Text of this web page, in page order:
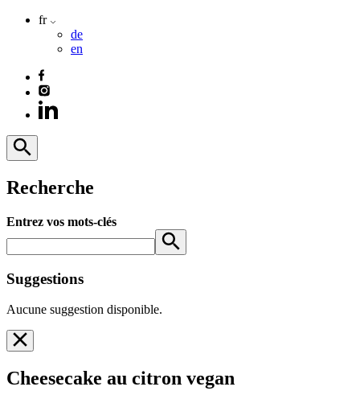
fr
de
en
Recherche
Entrez vos mots-clés
Suggestions
Aucune suggestion disponible.
Cheesecake au citron vegan